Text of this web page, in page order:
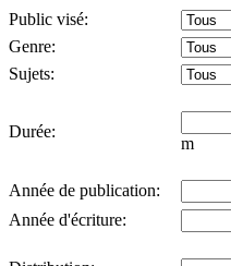
Public visé:
Genre:
Sujets:
Durée:
m
Année de publication:
Année d'écriture: